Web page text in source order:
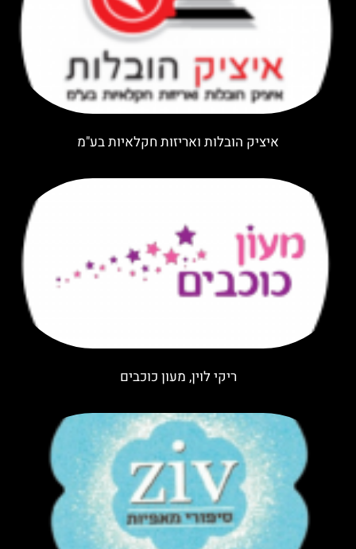
איציק הובלות ואריזות חקלאיות בע"מ
ריקי לוין, מעון כוכבים